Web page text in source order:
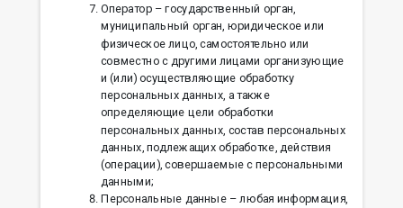
Оператор – государственный орган,
муниципальный орган, юридическое или
физическое лицо, самостоятельно или
совместно с другими лицами организующие
и (или) осуществляющие обработку
персональных данных, а также
определяющие цели обработки
персональных данных, состав персональных
данных, подлежащих обработке, действия
(операции), совершаемые с персональными
данными;
Персональные данные – любая информация,